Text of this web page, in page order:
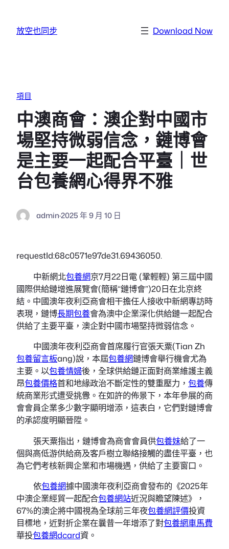
放空也同步 Download Now
項目
中澳商會：澳企對中國市
場堅持微弱信念，鏈博會
是主要一起配合平臺｜世
台包養網心得界不雅
admin·2025 年 9 月 10 日
requestId:68c0571e97de31.69436050.
中新網北包養網京7月22日電 (鞏輕輕) 第三屆中國
國際供給鏈增進展覽會(簡稱“鏈博會”)20日在北京終
結。中國澳年夜利亞商會相干擔任人接收中新網專訪時
表現，鏈博長期包養會為澳中企業深化供給鏈一起配合
供給了主要平臺，澳企對中國市場堅持微弱信念。
中國澳年夜利亞商會首席履行官張天粟(Tian Zh
包養留言板ang)說，本屆包養網鏈博會舉行機會尤為
主要。以包養情婦後，全球供給鏈正面對商業維護主義
昂包養價格首和地緣政治不斷定性的雙重壓力， 包養傳
統商業形式遭受挑釁。在如許的佈景下，本年參展的商
會會員企業多少數字顯明增添，這表白，它們對鏈博會
的承認度明顯晉陞。
張天粟指出，鏈博會為商會會員供包養妹給了一
個與高低游供給商及客戶樹立聯絡接觸的盡佳平臺，也
為它們考核新興企業和市場機遇，供給了主要窗口。
依包養網據中國澳年夜利亞商會發布的《2025年
中澳企業經貿一起配合包養網站近況與瞻望陳述》，
67%的澳企將中國視為全球前三年夜包養網評價投資
目標地，近對折企業在曩昔一年增添了對包養網車馬費
華投包養網dcard資。